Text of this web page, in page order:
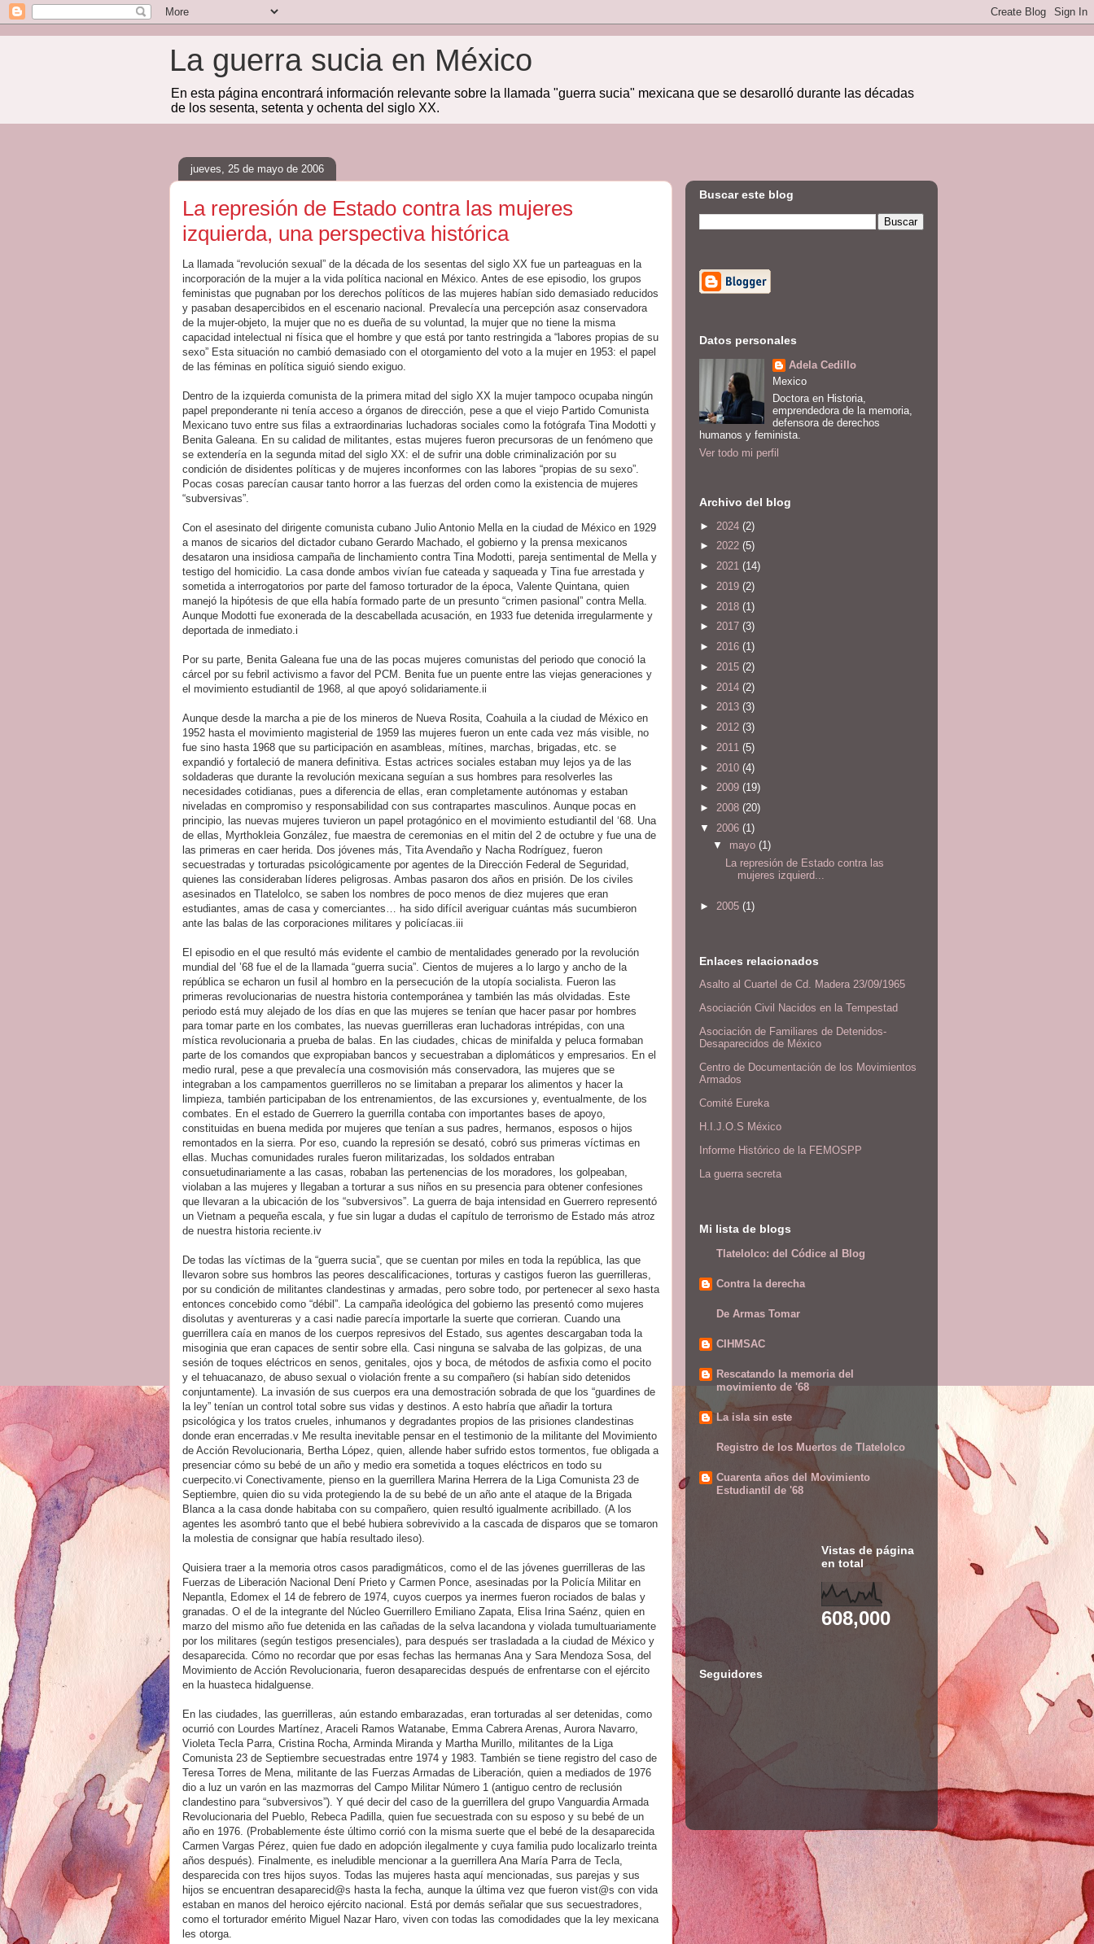
La guerra sucia en México
En esta página encontrará información relevante sobre la llamada "guerra sucia" mexicana que se desarolló durante las décadas
de los sesenta, setenta y ochenta del siglo XX.
jueves, 25 de mayo de 2006
La represión de Estado contra las mujeres
izquierda, una perspectiva histórica
La llamada “revolución sexual” de la década de los sesentas del siglo XX fue un parteaguas en la
incorporación de la mujer a la vida política nacional en México. Antes de ese episodio, los grupos
feministas que pugnaban por los derechos políticos de las mujeres habían sido demasiado reducidos
y pasaban desapercibidos en el escenario nacional. Prevalecía una percepción asaz conservadora
de la mujer-objeto, la mujer que no es dueña de su voluntad, la mujer que no tiene la misma
capacidad intelectual ni física que el hombre y que está por tanto restringida a “labores propias de su
sexo” Esta situación no cambió demasiado con el otorgamiento del voto a la mujer en 1953: el papel
de las féminas en política siguió siendo exiguo.
Dentro de la izquierda comunista de la primera mitad del siglo XX la mujer tampoco ocupaba ningún
papel preponderante ni tenía acceso a órganos de dirección, pese a que el viejo Partido Comunista
Mexicano tuvo entre sus filas a extraordinarias luchadoras sociales como la fotógrafa Tina Modotti y
Benita Galeana. En su calidad de militantes, estas mujeres fueron precursoras de un fenómeno que
se extendería en la segunda mitad del siglo XX: el de sufrir una doble criminalización por su
condición de disidentes políticas y de mujeres inconformes con las labores “propias de su sexo”.
Pocas cosas parecían causar tanto horror a las fuerzas del orden como la existencia de mujeres
“subversivas”.
Con el asesinato del dirigente comunista cubano Julio Antonio Mella en la ciudad de México en 1929
a manos de sicarios del dictador cubano Gerardo Machado, el gobierno y la prensa mexicanos
desataron una insidiosa campaña de linchamiento contra Tina Modotti, pareja sentimental de Mella y
testigo del homicidio. La casa donde ambos vivían fue cateada y saqueada y Tina fue arrestada y
sometida a interrogatorios por parte del famoso torturador de la época, Valente Quintana, quien
manejó la hipótesis de que ella había formado parte de un presunto “crimen pasional” contra Mella.
Aunque Modotti fue exonerada de la descabellada acusación, en 1933 fue detenida irregularmente y
deportada de inmediato.i
Por su parte, Benita Galeana fue una de las pocas mujeres comunistas del periodo que conoció la
cárcel por su febril activismo a favor del PCM. Benita fue un puente entre las viejas generaciones y
el movimiento estudiantil de 1968, al que apoyó solidariamente.ii
Aunque desde la marcha a pie de los mineros de Nueva Rosita, Coahuila a la ciudad de México en
1952 hasta el movimiento magisterial de 1959 las mujeres fueron un ente cada vez más visible, no
fue sino hasta 1968 que su participación en asambleas, mítines, marchas, brigadas, etc. se
expandió y fortaleció de manera definitiva. Estas actrices sociales estaban muy lejos ya de las
soldaderas que durante la revolución mexicana seguían a sus hombres para resolverles las
necesidades cotidianas, pues a diferencia de ellas, eran completamente autónomas y estaban
niveladas en compromiso y responsabilidad con sus contrapartes masculinos. Aunque pocas en
principio, las nuevas mujeres tuvieron un papel protagónico en el movimiento estudiantil del ‘68. Una
de ellas, Myrthokleia González, fue maestra de ceremonias en el mitin del 2 de octubre y fue una de
las primeras en caer herida. Dos jóvenes más, Tita Avendaño y Nacha Rodríguez, fueron
secuestradas y torturadas psicológicamente por agentes de la Dirección Federal de Seguridad,
quienes las consideraban líderes peligrosas. Ambas pasaron dos años en prisión. De los civiles
asesinados en Tlatelolco, se saben los nombres de poco menos de diez mujeres que eran
estudiantes, amas de casa y comerciantes… ha sido difícil averiguar cuántas más sucumbieron
ante las balas de las corporaciones militares y policíacas.iii
El episodio en el que resultó más evidente el cambio de mentalidades generado por la revolución
mundial del ’68 fue el de la llamada “guerra sucia”. Cientos de mujeres a lo largo y ancho de la
república se echaron un fusil al hombro en la persecución de la utopía socialista. Fueron las
primeras revolucionarias de nuestra historia contemporánea y también las más olvidadas. Este
periodo está muy alejado de los días en que las mujeres se tenían que hacer pasar por hombres
para tomar parte en los combates, las nuevas guerrilleras eran luchadoras intrépidas, con una
mística revolucionaria a prueba de balas. En las ciudades, chicas de minifalda y peluca formaban
parte de los comandos que expropiaban bancos y secuestraban a diplomáticos y empresarios. En el
medio rural, pese a que prevalecía una cosmovisión más conservadora, las mujeres que se
integraban a los campamentos guerrilleros no se limitaban a preparar los alimentos y hacer la
limpieza, también participaban de los entrenamientos, de las excursiones y, eventualmente, de los
combates. En el estado de Guerrero la guerrilla contaba con importantes bases de apoyo,
constituidas en buena medida por mujeres que tenían a sus padres, hermanos, esposos o hijos
remontados en la sierra. Por eso, cuando la represión se desató, cobró sus primeras víctimas en
ellas. Muchas comunidades rurales fueron militarizadas, los soldados entraban
consuetudinariamente a las casas, robaban las pertenencias de los moradores, los golpeaban,
violaban a las mujeres y llegaban a torturar a sus niños en su presencia para obtener confesiones
que llevaran a la ubicación de los “subversivos”. La guerra de baja intensidad en Guerrero representó
un Vietnam a pequeña escala, y fue sin lugar a dudas el capítulo de terrorismo de Estado más atroz
de nuestra historia reciente.iv
De todas las víctimas de la “guerra sucia”, que se cuentan por miles en toda la república, las que
llevaron sobre sus hombros las peores descalificaciones, torturas y castigos fueron las guerrilleras,
por su condición de militantes clandestinas y armadas, pero sobre todo, por pertenecer al sexo hasta
entonces concebido como “débil”. La campaña ideológica del gobierno las presentó como mujeres
disolutas y aventureras y a casi nadie parecía importarle la suerte que corrieran. Cuando una
guerrillera caía en manos de los cuerpos represivos del Estado, sus agentes descargaban toda la
misoginia que eran capaces de sentir sobre ella. Casi ninguna se salvaba de las golpizas, de una
sesión de toques eléctricos en senos, genitales, ojos y boca, de métodos de asfixia como el pocito
y el tehuacanazo, de abuso sexual o violación frente a su compañero (si habían sido detenidos
conjuntamente). La invasión de sus cuerpos era una demostración sobrada de que los “guardines de
la ley” tenían un control total sobre sus vidas y destinos. A esto habría que añadir la tortura
psicológica y los tratos crueles, inhumanos y degradantes propios de las prisiones clandestinas
donde eran encerradas.v Me resulta inevitable pensar en el testimonio de la militante del Movimiento
de Acción Revolucionaria, Bertha López, quien, allende haber sufrido estos tormentos, fue obligada a
presenciar cómo su bebé de un año y medio era sometida a toques eléctricos en todo su
cuerpecito.vi Conectivamente, pienso en la guerrillera Marina Herrera de la Liga Comunista 23 de
Septiembre, quien dio su vida protegiendo la de su bebé de un año ante el ataque de la Brigada
Blanca a la casa donde habitaba con su compañero, quien resultó igualmente acribillado. (A los
agentes les asombró tanto que el bebé hubiera sobrevivido a la cascada de disparos que se tomaron
la molestia de consignar que había resultado ileso).
Quisiera traer a la memoria otros casos paradigmáticos, como el de las jóvenes guerrilleras de las
Fuerzas de Liberación Nacional Dení Prieto y Carmen Ponce, asesinadas por la Policía Militar en
Nepantla, Edomex el 14 de febrero de 1974, cuyos cuerpos ya inermes fueron rociados de balas y
granadas. O el de la integrante del Núcleo Guerrillero Emiliano Zapata, Elisa Irina Saénz, quien en
marzo del mismo año fue detenida en las cañadas de la selva lacandona y violada tumultuariamente
por los militares (según testigos presenciales), para después ser trasladada a la ciudad de México y
desaparecida. Cómo no recordar que por esas fechas las hermanas Ana y Sara Mendoza Sosa, del
Movimiento de Acción Revolucionaria, fueron desaparecidas después de enfrentarse con el ejército
en la huasteca hidalguense.
En las ciudades, las guerrilleras, aún estando embarazadas, eran torturadas al ser detenidas, como
ocurrió con Lourdes Martínez, Araceli Ramos Watanabe, Emma Cabrera Arenas, Aurora Navarro,
Violeta Tecla Parra, Cristina Rocha, Arminda Miranda y Martha Murillo, militantes de la Liga
Comunista 23 de Septiembre secuestradas entre 1974 y 1983. También se tiene registro del caso de
Teresa Torres de Mena, militante de las Fuerzas Armadas de Liberación, quien a mediados de 1976
dio a luz un varón en las mazmorras del Campo Militar Número 1 (antiguo centro de reclusión
clandestino para “subversivos”). Y qué decir del caso de la guerrillera del grupo Vanguardia Armada
Revolucionaria del Pueblo, Rebeca Padilla, quien fue secuestrada con su esposo y su bebé de un
año en 1976. (Probablemente éste último corrió con la misma suerte que el bebé de la desaparecida
Carmen Vargas Pérez, quien fue dado en adopción ilegalmente y cuya familia pudo localizarlo treinta
años después). Finalmente, es ineludible mencionar a la guerrillera Ana María Parra de Tecla,
desparecida con tres hijos suyos. Todas las mujeres hasta aquí mencionadas, sus parejas y sus
hijos se encuentran desaparecid@s hasta la fecha, aunque la última vez que fueron vist@s con vida
estaban en manos del heroico ejército nacional. Está por demás señalar que sus secuestradores,
como el torturador emérito Miguel Nazar Haro, viven con todas las comodidades que la ley mexicana
les otorga.
Buscar este blog
Datos personales
Adela Cedillo
Mexico
Doctora en Historia,
emprendedora de la memoria,
defensora de derechos
humanos y feminista.
Ver todo mi perfil
Archivo del blog
► 2024 (2)
► 2022 (5)
► 2021 (14)
► 2019 (2)
► 2018 (1)
► 2017 (3)
► 2016 (1)
► 2015 (2)
► 2014 (2)
► 2013 (3)
► 2012 (3)
► 2011 (5)
► 2010 (4)
► 2009 (19)
► 2008 (20)
▼ 2006 (1)
▼ mayo (1)
La represión de Estado contra las
mujeres izquierd...
► 2005 (1)
Enlaces relacionados
Asalto al Cuartel de Cd. Madera 23/09/1965
Asociación Civil Nacidos en la Tempestad
Asociación de Familiares de Detenidos-
Desaparecidos de México
Centro de Documentación de los Movimientos
Armados
Comité Eureka
H.I.J.O.S México
Informe Histórico de la FEMOSPP
La guerra secreta
Mi lista de blogs
Tlatelolco: del Códice al Blog
Contra la derecha
De Armas Tomar
CIHMSAC
Rescatando la memoria del
movimiento de '68
La isla sin este
Registro de los Muertos de Tlatelolco
Cuarenta años del Movimiento
Estudiantil de '68
Vistas de página
en total
608,000
Seguidores